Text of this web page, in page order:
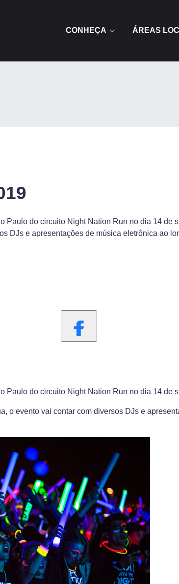
CONHEÇA ÁREAS
Paulo do circuito Night Nation Run no dia 14 de
DJs e apresentações de música eletrônica ao
Paulo do circuito Night Nation Run no dia 14 de
o evento vai contar com diversos DJs e